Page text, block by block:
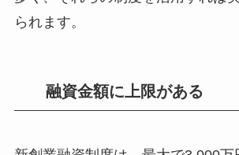
られます。
融資金額に上限がある